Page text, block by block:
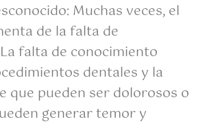
Muchas veces, el
de la falta de
falta de conocimiento
dentales y la
que pueden ser dolorosos o
generar temor y